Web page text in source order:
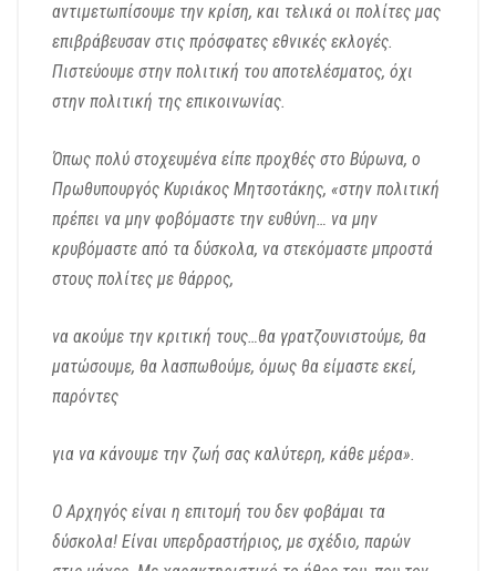
αντιμετωπίσουμε την κρίση, και τελικά οι πολίτες μας
επιβράβευσαν στις πρόσφατες εθνικές εκλογές.
Πιστεύουμε στην πολιτική του αποτελέσματος, όχι
στην πολιτική της επικοινωνίας.
Όπως πολύ στοχευμένα είπε προχθές στο Βύρωνα, ο
Πρωθυπουργός Κυριάκος Μητσοτάκης, «στην πολιτική
πρέπει να μην φοβόμαστε την ευθύνη… να μην
κρυβόμαστε από τα δύσκολα, να στεκόμαστε μπροστά
στους πολίτες με θάρρος,
να ακούμε την κριτική τους…θα γρατζουνιστούμε, θα
ματώσουμε, θα λασπωθούμε, όμως θα είμαστε εκεί,
παρόντες
για να κάνουμε την ζωή σας καλύτερη, κάθε μέρα».
Ο Αρχηγός είναι η επιτομή του δεν φοβάμαι τα
δύσκολα! Είναι υπερδραστήριος, με σχέδιο, παρών